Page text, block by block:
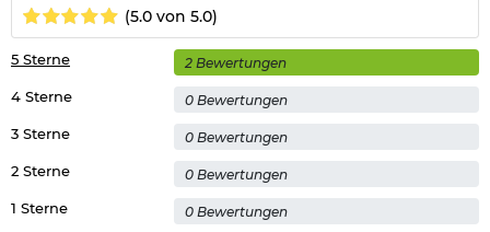
(5.0 von 5.0)
1 Sterne 0 Bewertungen
2 Sterne 0 Bewertungen
3 Sterne 0 Bewertungen
4 Sterne 0 Bewertungen
5 Sterne 2 Bewertungen